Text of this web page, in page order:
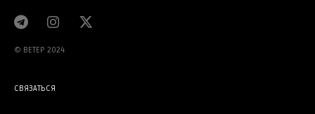
© BETEP 2024
СВЯЗАТЬСЯ